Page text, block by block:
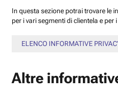
In questa sezione potrai trovare le
per i vari segmenti di clientela e per
ELENCO INFORMATIVE
Altre